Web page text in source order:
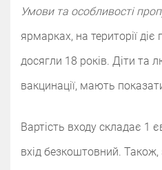
Умови та особливості
ярмарках, на території
досягли 18 років. Діти та
вакцинації, мають
Вартість входу складає 1
вхід безкоштовний.